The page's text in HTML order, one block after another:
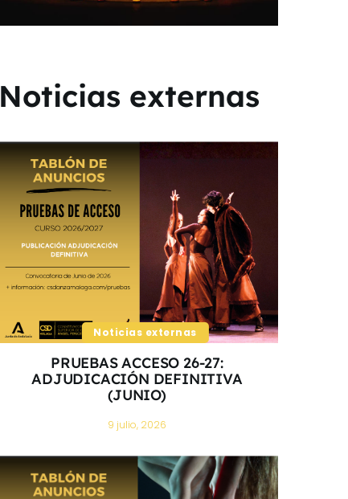
Noticias externas
Noticias externas
PRUEBAS ACCESO 26-27:
ADJUDICACIÓN DEFINITIVA
(JUNIO)
9 julio, 2026